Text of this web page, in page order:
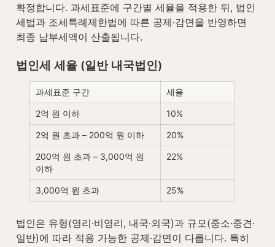
확정합니다. 과세표준에 구간별 세율을 적용한 뒤, 법인
세법과 조세특례제한법에 따른 공제·감면을 반영하면
최종 납부세액이 산출됩니다.
법인세 세율 (일반 내국법인)
과세표준 구간 세율
2억 원 이하 10%
2억 원 초과 – 200억 원 이하 20%
200억 원 초과 – 3,000억 원
이하
22%
3,000억 원 초과 25%
법인은 유형(영리·비영리, 내국·외국)과 규모(중소·중견·
일반)에 따라 적용 가능한 공제·감면이 다릅니다. 특히